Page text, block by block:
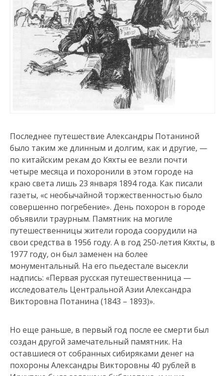
Последнее путешествие Александры Потаниной
было таким же длинным и долгим, как и другие, —
по китайским рекам до Кяхты ее везли почти
четыре месяца и похоронили в этом городе на
краю света лишь 23 января 1894 года. Как писали
газеты, «с необычайной торжественностью было
совершенно погребение». День похорон в городе
объявили траурным. Памятник на могиле
путешественницы жители города соорудили на
свои средства в 1956 году. А в год 250-летия Кяхты, в
1977 году, он был заменен на более
монументальный. На его пьедестале высекли
надпись: «Первая русская путешественница —
исследователь Центральной Азии Александра
Викторовна Потанина (1843 – 1893)».
Но еще раньше, в первый год после ее смерти был
создан другой замечательный памятник. На
оставшиеся от собранных сибиряками денег на
похороны Александры Викторовны 40 рублей в